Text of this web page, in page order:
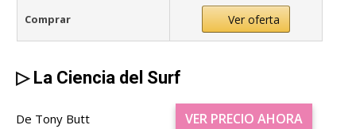
Comprar Ver oferta
▷ La Ciencia del Surf
De Tony Butt VER PRECIO AHORA